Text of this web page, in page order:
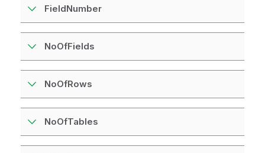
FieldNumber
NoOfFields
NoOfRows
NoOfTables